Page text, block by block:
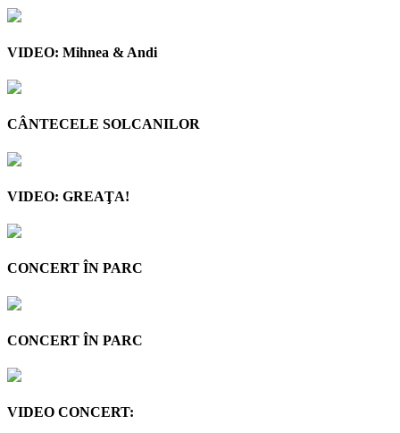
VIDEO: Mihnea & Andi
CÂNTECELE SOLCANILOR
VIDEO: GREAŢA!
CONCERT ÎN PARC
CONCERT ÎN PARC
VIDEO CONCERT: